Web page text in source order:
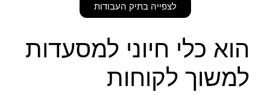
לצפייה בתיק העבודות
הוא כלי חיוני למסעדות
למשוך לקוחות